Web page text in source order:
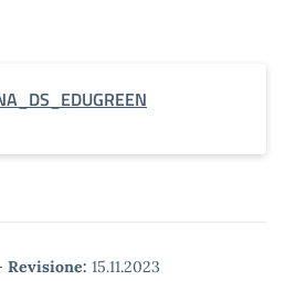
Revisione: 15.11.2023